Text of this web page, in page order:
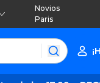
Novios
Paris